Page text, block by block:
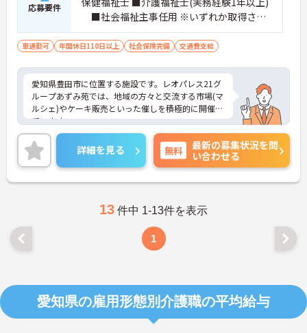
応募要件
■社会福祉主事任用 ※いずれか取得され
ている方。厚生労働大臣が定める科目を3科
目以上履修していることが成績証明書の提
車通勤可 年間休日110日以上 社会保険完備 交通費支給
愛知県豊田市に位置する施設です。レオパレス21グ
ループあずみ苑では、地域の方々と交流する市場(マ
ルシェ)やケーキ販売といった催しを積極的に開催し
ています。
お取り引きのある企業様に特別ブースを出していた
だくなど多くの方のご協力に支えられての開催です
が、近隣住民の皆さんも多く参加され、あずみ苑と
の地域交流が進んでいるんですよ。
日勤のみの勤務で、希望休も考慮してもらえるため
す。利用者に寄り添いながらゆったりとした介護を
ご興味をお持ちの方には詳細の情報や面接のポイン
トをお伝えしますので、お気軽にお問い合わせくだ
詳細を見る 無料
最新の募集状況を問
い合わせる
13 件中 1-13件を表示
1
愛知県の雇用形態別介護職の平均給与